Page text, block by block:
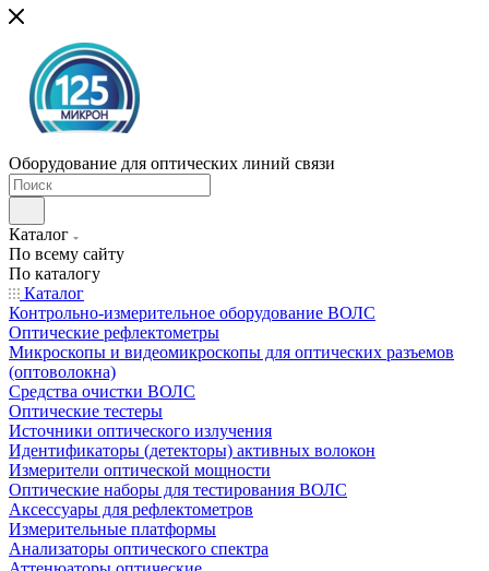
Оборудование для оптических линий связи
Каталог
По всему сайту
По каталогу
Каталог
Контрольно-измерительное оборудование ВОЛС
Оптические рефлектометры
Микроскопы и видеомикроскопы для оптических разъемов
(оптоволокна)
Средства очистки ВОЛС
Оптические тестеры
Источники оптического излучения
Идентификаторы (детекторы) активных волокон
Измерители оптической мощности
Оптические наборы для тестирования ВОЛС
Аксессуары для рефлектометров
Измерительные платформы
Анализаторы оптического спектра